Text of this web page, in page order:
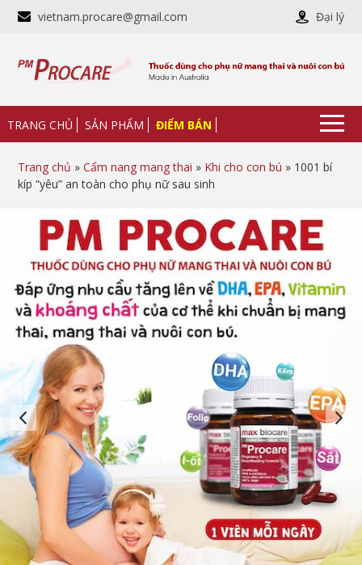
vietnam.procare@gmail.com Đại lý
TRANG CHỦ SẢN PHẨM ĐIỂM BÁN
Trang chủ »Cẩm nang mang thai » Khi cho con bú » 1001 bí
kíp “yêu” an toàn cho phụ nữ sau sinh